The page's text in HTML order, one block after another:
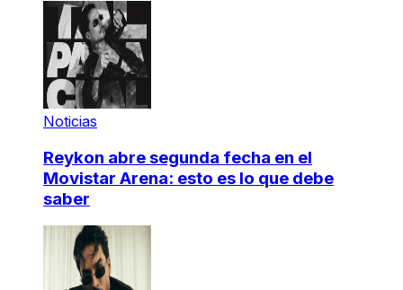
Noticias
Reykon abre segunda fecha en el
Movistar Arena: esto es lo que debe
saber